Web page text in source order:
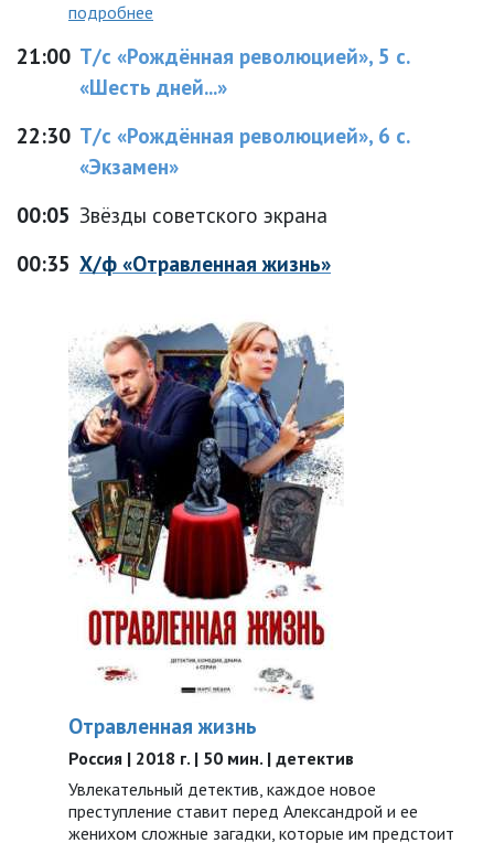
подробнее
21:00 Т/с «Рождённая революцией», 5 с.
«Шесть дней...»
22:30 Т/с «Рождённая революцией», 6 с.
«Экзамен»
00:05 Звёзды советского экрана
00:35 Х/ф «Отравленная жизнь»
Отравленная жизнь
Россия | 2018 г. | 50 мин. | детектив
Увлекательный детектив, каждое новое
преступление ставит перед Александрой и ее
женихом сложные загадки, которые им предстоит